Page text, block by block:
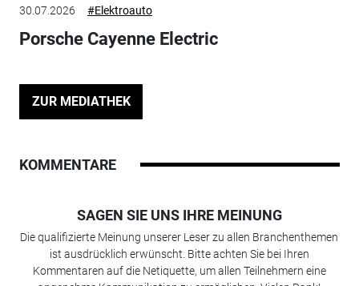
30.07.2026 #Elektroauto
Porsche Cayenne Electric
ZUR MEDIATHEK
KOMMENTARE
SAGEN SIE UNS IHRE MEINUNG
Die qualifizierte Meinung unserer Leser zu allen Branchenthemen
ist ausdrücklich erwünscht. Bitte achten Sie bei Ihren
Kommentaren auf die Netiquette, um allen Teilnehmern eine